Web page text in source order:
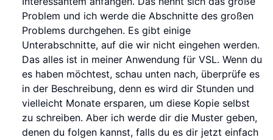
Problem und ich werde die Abschnitte des großen
Problems durchgehen. Es gibt einige
Unterabschnitte, auf die wir nicht eingehen werden.
Das alles ist in meiner Anwendung für VSL. Wenn du
es haben möchtest, schau unten nach, überprüfe es
in der Beschreibung, denn es wird dir Stunden und
vielleicht Monate ersparen, um diese Kopie selbst
zu schreiben. Aber ich werde dir die Muster geben,
denen du folgen kannst, falls du es dir jetzt einfach